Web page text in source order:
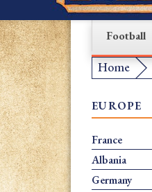
Football
Home
EUROPE
France
Albania
Germany